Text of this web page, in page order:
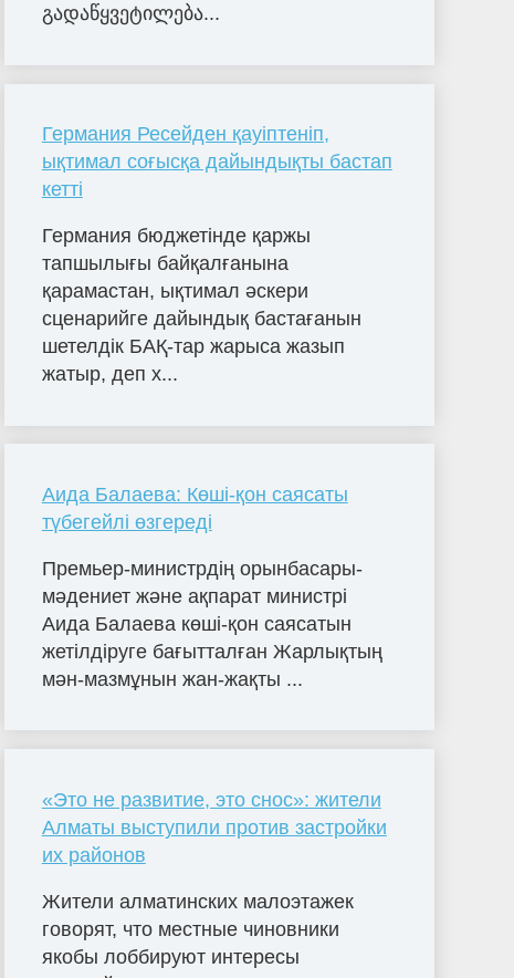
გა­და­წყვე­ტი­ლე­ბა...
Германия Ресейден қауіптеніп,
ықтимал соғысқа дайындықты бастап
кетті
Германия бюджетінде қаржы
тапшылығы байқалғанына
қарамастан, ықтимал әскери
сценарийге дайындық бастағанын
шетелдік БАҚ-тар жарыса жазып
жатыр, деп х...
Аида Балаева: Көші-қон саясаты
түбегейлі өзгереді
Премьер-министрдің орынбасары-
мәдениет және ақпарат министрі
Аида Балаева көші-қон саясатын
жетілдіруге бағытталған Жарлықтың
мән-мазмұнын жан-жақты ...
«Это не развитие, это снос»: жители
Алматы выступили против застройки
их районов
Жители алматинских малоэтажек
говорят, что местные чиновники
якобы лоббируют интересы